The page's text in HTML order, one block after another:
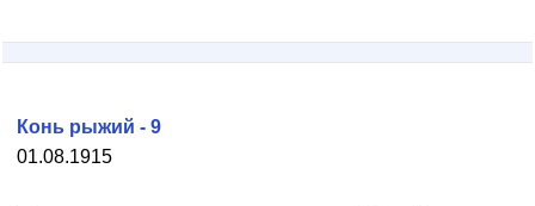
01.08.1915
Конь рыжий - 9